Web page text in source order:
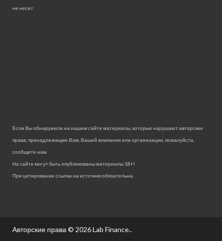
не несет.
Если Вы обнаружили на нашем сайте материалы, которые нарушают авторские
права, принадлежащие Вам, Вашей компании или организации, пожалуйста,
сообщите нам.
На сайте могут быть опубликованы материалы 18+!
При цитировании ссылка на источник обязательна.
Авторские права © 2026Lab Finance..